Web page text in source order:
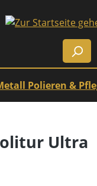
Polieren &
Ultra